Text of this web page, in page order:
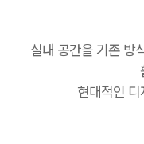
실내 공간을 기존 방
현대적인